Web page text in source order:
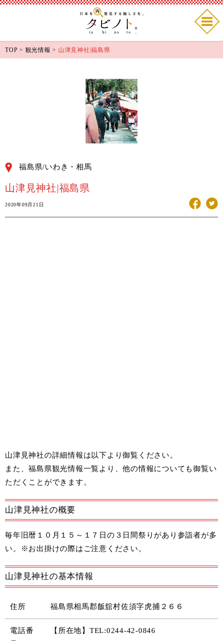
TOP > 観光情報 > 山津見神社|福島県
福島県/いわき・相馬
山津見神社|福島県
2020年09月21日
山津見神社の詳細情報は以下より御覧ください。
また、福島県観光情報一覧より、他の情報についても御覧い
ただくことができます。
山津見神社の概要
毎年旧暦１０月１５～１７日の３日間祭りがあり参詣者が多
い。※お出掛けの際はご注意ください。
山津見神社の基本情報
住所 福島県相馬郡飯舘村佐須字虎捕２６６
電話番
【所在地】TEL:0244-42-0846